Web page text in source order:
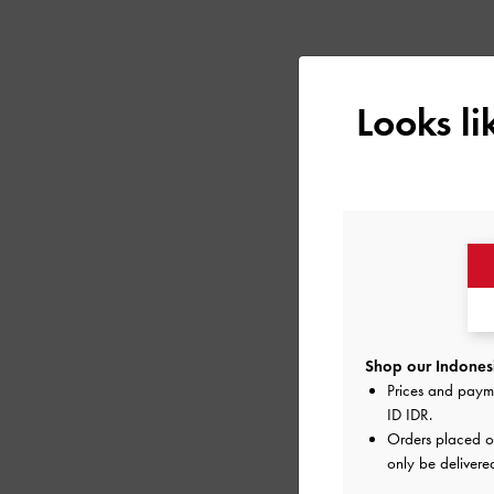
Looks
Shop our
Prices and
ID IDR.
Orders placed
only be